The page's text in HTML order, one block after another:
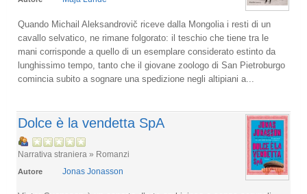
Quando Michail Aleksandrovič riceve dalla Mongolia i resti di un
cavallo selvatico, ne rimane folgorato: il teschio che tiene tra le
mani corrisponde a quello di un esemplare considerato estinto da
lunghissimo tempo, tanto che il giovane zoologo di San Pietroburgo
comincia subito a sognare una spedizione negli altipiani a...
Dolce è la vendetta SpA
Narrativa straniera » Romanzi
Autore Jonas Jonasson